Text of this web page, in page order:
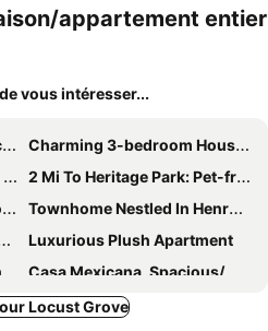
appartement entier
vous intéresser...
Charming 3-bedroom House In Delightful Locust Grove With Wifi, Full Kitchen
2 Mi To Heritage Park: Pet-friendly Mcdonough Home
Townhome Nestled In Henry County
Luxurious Plush Apartment
Casa Mexicana, Spacious/modern Home, Designed For Cozy Family Vacation
Southern Elegance Gateway
Locust Grove